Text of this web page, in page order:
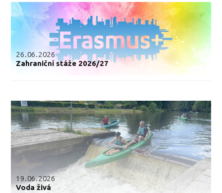
26.06.2026
Zahraniční stáže 2026/27
19.06.2026
Voda živá